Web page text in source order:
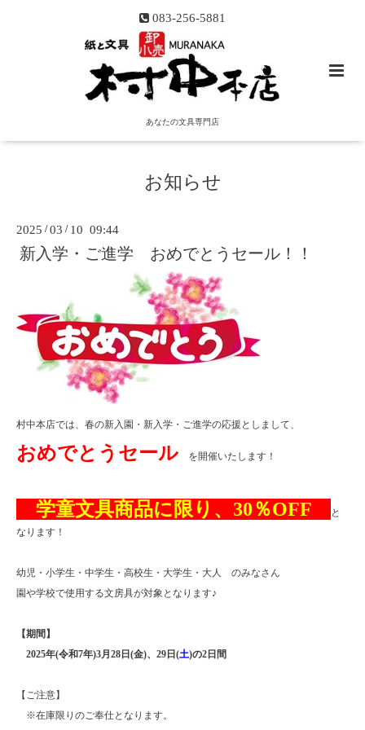
083-256-5881
あなたの文具専門店
お知らせ
2025 /03 / 10 09:44
新入学・ご進学 おめでとうセール！！
村中本店では、春の新入園・新入学・ご進学の応援としまして、
おめでとうセール を開催いたします！
学童文具商品に限り、30％OFF
と
なります！
幼児・小学生・中学生・高校生・大学生・大人 のみなさん
園や学校で使用する文房具が対象となります♪
【期間】
2025年(令和7年)3月28日(金)、29日(土)の2日間
【ご注意】
※在庫限りのご奉仕となります。